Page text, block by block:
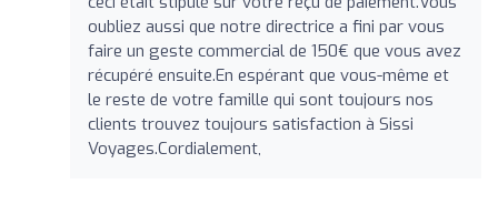
oubliez aussi que notre directrice a fini par vous
faire un geste commercial de 150€ que vous avez
récupéré ensuite.En espérant que vous-même et
le reste de votre famille qui sont toujours nos
clients trouvez toujours satisfaction à Sissi
Voyages.Cordialement,